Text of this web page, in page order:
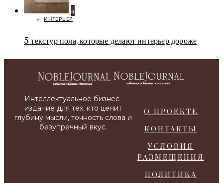
5
ИНТЕРЬЕР
5 текстур пола, которые делают интерьер дороже
О ПРОЕКТЕ
КОНТАКТЫ
УСЛОВИЯ
РАЗМЕЩЕНИЯ
ПОЛИТИКА